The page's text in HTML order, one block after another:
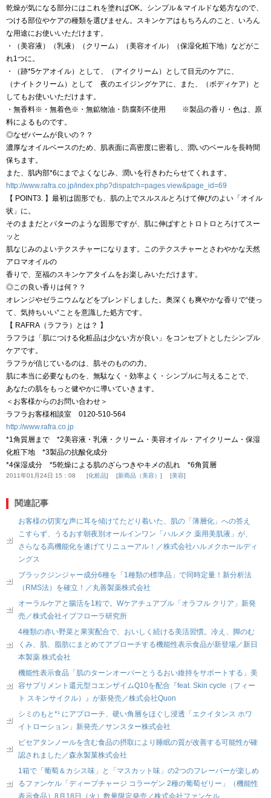
乾燥が気になる部分にはこれを塗ればOK。シンプル＆マイルドな処方なので、
つける部位やケアの種類を選びません。スキンケアはもちろんのこと、いろん
な用途にお使いいただけます。
・（美容液）（乳液）（クリーム）（美容オイル）（保湿化粧下地）などがこ
れ1つに。
・（跡*5ケアオイル）として、（アイクリーム）として目元のケアに、
（ナイトクリーム）として 夜のエイジングケアに、また、（ボディケア）と
してもお使いいただけます。
・無香料※・無着色※・無鉱物油・防腐剤不使用 ※製品の香り・色は、原
料によるものです。
◎なぜバームが良いの？？
濃厚なオイルベースのため、肌表面に高密度に密着し、潤いのベールを長時間
保ちます。
また、肌内部*6にまでよくなじみ、潤いを行きわたらせてくれます。
http://www.rafra.co.jp/index.php?dispatch=pages.view&page_id=69
【 POINT3. 】最初は固形でも、肌の上でスルスルとろけて伸びのよい「オイル
状」に。
そのままだとバターのような固形ですが、肌に伸ばすとトロトロとろけてスー
ッと
肌なじみのよいテクスチャーになります。このテクスチャーとさわやかな天然
アロマオイルの
香りで、至福のスキンケアタイムをお楽しみいただけます。
◎この良い香りは何？？
オレンジやゼラニウムなどをブレンドしました。奥深くも爽やかな香りで“使っ
て、気持ちいい“ことを意識した処方です。
【 RAFRA（ラフラ）とは？ 】
ラフラは「肌につける化粧品は少ない方が良い」をコンセプトとしたシンプル
ケアです。
ラフラが信じているのは、肌そのものの力。
肌に本当に必要なものを、無駄なく・効率よく・シンプルに与えることで、
あなたの肌をもっと健やかに導いていきます。
＜お客様からのお問い合わせ＞
ラフラお客様相談室 0120-510-564
http://www.rafra.co.jp
*1角質層まで *2美容液・乳液・クリーム・美容オイル・アイクリーム・保湿
化粧下地 *3製品の抗酸化成分
*4保湿成分 *5乾燥による肌のざらつきやキメの乱れ *6角質層
2011年01月24日 15：08 化粧品 新商品（美容） 美容
関連記事
お客様の切実な声に耳を傾けてたどり着いた、肌の「薄層化」への答え
こすらず、うるおす朝夜別オールインワン「ハルメク 薬用美肌液」が、
さらなる高機能化を遂げてリニューアル！／株式会社ハルメクホールディ
ングス
ブラックジンジャー成分6種を「1種類の標準品」で同時定量！新分析法
（RMS法）を確立！／丸善製薬株式会社
オーラルケアと腸活を1粒で。Wケアチュアブル「オラフル クリア」新発
売／株式会社イブフローラ研究所
4種類の赤い野菜と果実配合で、おいしく続ける美活習慣。冷え、脚のむ
くみ、肌、脂肪にまとめてアプローチする機能性表示食品が新登場／新日
本製薬 株式会社
機能性表示食品「肌のターンオーバーとうるおい維持をサポートする」美
容サプリメント還元型コエンザイムQ10を配合『feat. Skin cycle（フィー
ト スキンサイクル）』が新発売／株式会社Quon
シミのもと*¹ にアプローチ、硬い角層をほぐし浸透「エクイタンス ホワ
イトローション」新発売／サンスター株式会社
ピセアタンノールを含む食品の摂取により睡眠の質が改善する可能性が確
認されました／森永製菓株式会社
1箱で「葡萄＆カシス味」と「マスカット味」の2つのフレーバーが楽しめ
るファンケル「ディープチャージ コラーゲン 2種の葡萄ゼリー」（機能性
表示食品）8月18日（火）数量限定発売／株式会社ファンケル